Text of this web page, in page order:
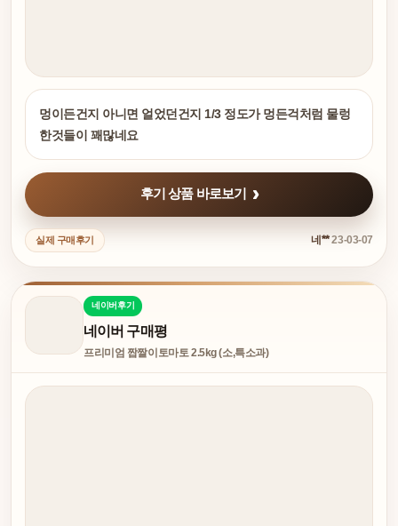
멍이든건지 아니면 얼었던건지 1/3 정도가 멍든걱처럼 물렁
한것들이 꽤많네요
후기 상품 바로보기
실제 구매후기 네**23-03-07
네이버후기
네이버 구매평
프리미엄 짭짤이토마토 2.5kg (소,특소과)